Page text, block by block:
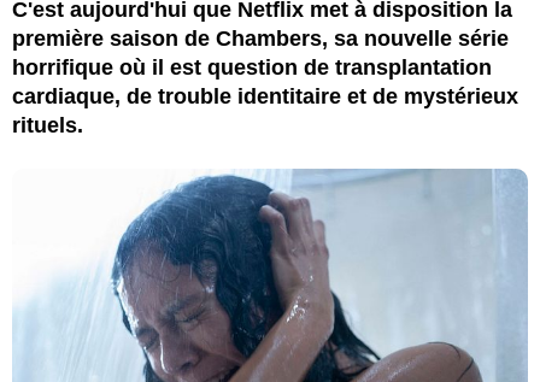
C'est aujourd'hui que Netflix met à disposition la
première saison de Chambers, sa nouvelle série
horrifique où il est question de transplantation
cardiaque, de trouble identitaire et de mystérieux
rituels.